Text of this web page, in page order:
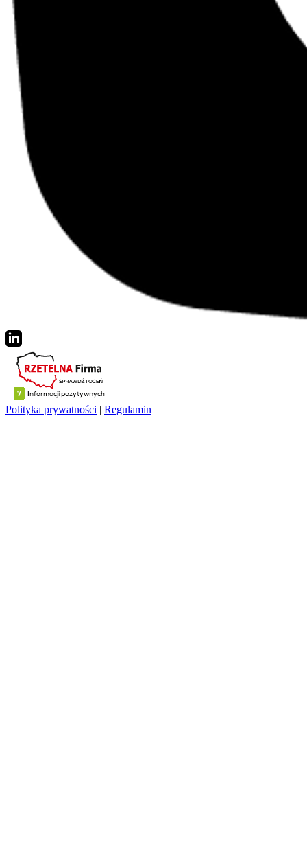
Polityka prywatności | Regulamin